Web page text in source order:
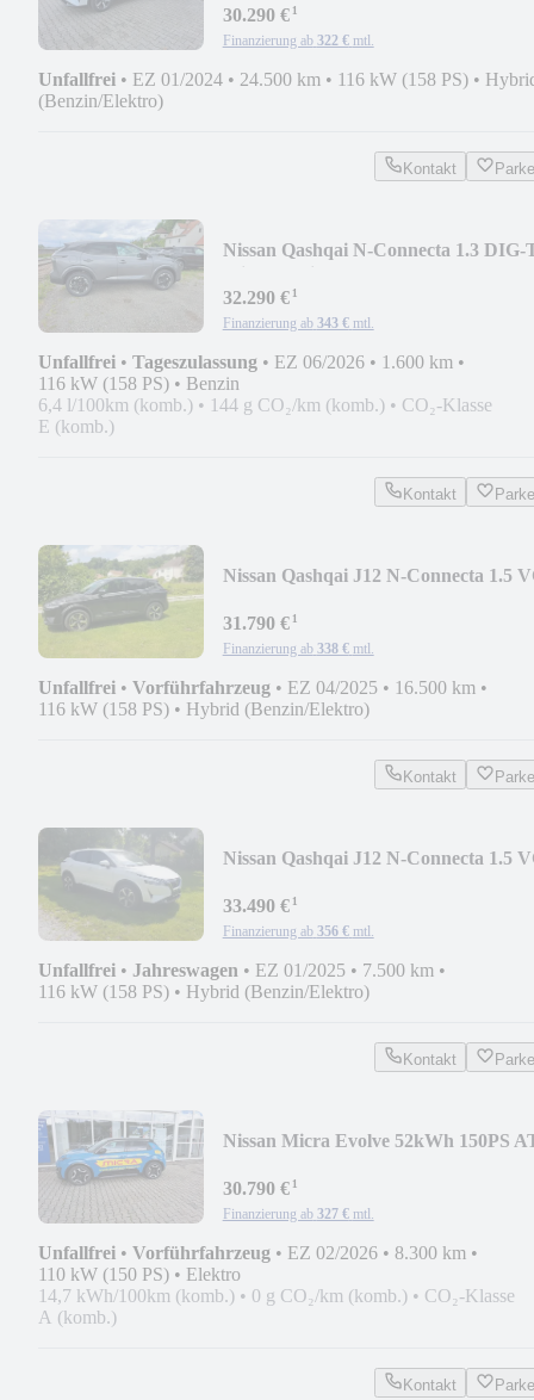
30.290 €¹
Finanzierung ab 322 € mtl.
Unfallfrei • EZ 01/2024 • 24.500 km • 116 kW (158 PS) •
(Benzin/Elektro)
Kontakt
Nissan Qashqai N-Connecta 1.3 DIG-
32.290 €¹
Finanzierung ab 343 € mtl.
Unfallfrei • Tageszulassung • EZ 06/2026 • 1.600 km •
116 kW (158 PS) • Benzin
6,4 l/100km (komb.) • 144 g CO₂/km (komb.) • CO₂-Klasse
E (komb.)
Kontakt
Nissan Qashqai J12 N-Connecta 1.5
31.790 €¹
Finanzierung ab 338 € mtl.
Unfallfrei • Vorführfahrzeug • EZ 04/2025 • 16.500 km •
116 kW (158 PS) • Hybrid (Benzin/Elektro)
Kontakt
Nissan Qashqai J12 N-Connecta 1.5
33.490 €¹
Finanzierung ab 356 € mtl.
Unfallfrei • Jahreswagen • EZ 01/2025 • 7.500 km •
116 kW (158 PS) • Hybrid (Benzin/Elektro)
Kontakt
Nissan Micra Evolve 52kWh 150PS
30.790 €¹
Finanzierung ab 327 € mtl.
Unfallfrei • Vorführfahrzeug • EZ 02/2026 • 8.300 km •
110 kW (150 PS) • Elektro
14,7 kWh/100km (komb.) • 0 g CO₂/km (komb.) • CO₂-Klasse
A (komb.)
Kontakt